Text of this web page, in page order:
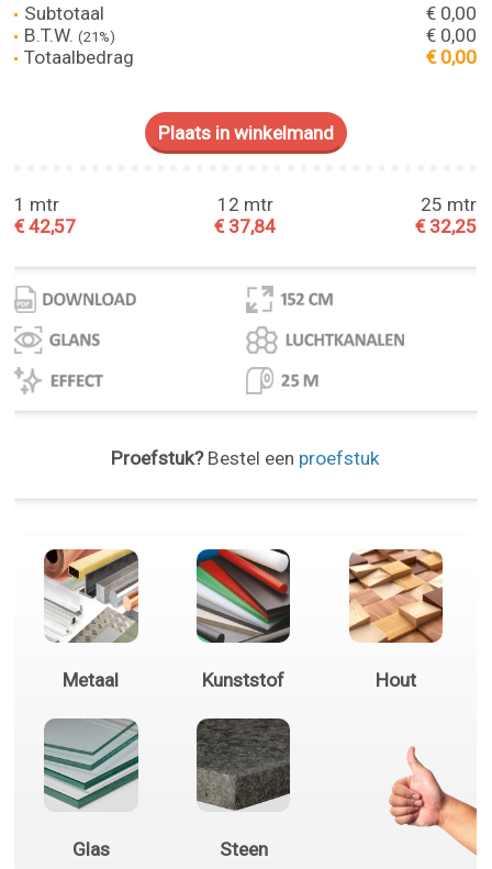
Subtotaal
€ 0,00
B.T.W.(21%)
€ 0,00
Totaalbedrag
€ 0,00
1 mtr
€ 42,57
12 mtr
€ 37,84
25 mtr
€ 32,25
Proefstuk?Bestel een proefstuk
Metaal Kunststof Hout
Glas Steen